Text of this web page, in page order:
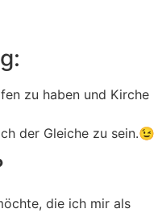
zu haben und Kirche
der Gleiche zu sein.😉
die ich mir als